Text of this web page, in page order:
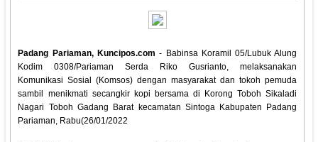
Padang Pariaman, Kuncipos.com - Babinsa Koramil 05/Lubuk Alung
Kodim 0308/Pariaman Serda Riko Gusrianto, melaksanakan
Komunikasi Sosial (Komsos) dengan masyarakat dan tokoh pemuda
sambil menikmati secangkir kopi bersama di Korong Toboh Sikaladi
Nagari Toboh Gadang Barat kecamatan Sintoga Kabupaten Padang
Pariaman, Rabu(26/01/2022